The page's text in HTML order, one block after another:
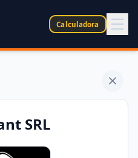
Calculadora
SRL